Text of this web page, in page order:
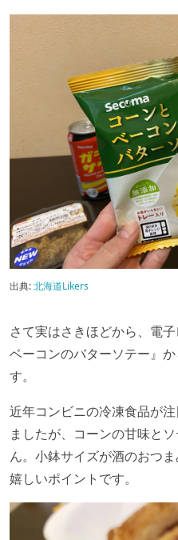
出典:北海道Likers
さて実はさきほどから、電
ベーコンのバターソテー』
す。
近年コンビニの冷凍食品が
ましたが、コーンの甘味と
ん。小鉢サイズが酒のおつ
嬉しいポイントです。